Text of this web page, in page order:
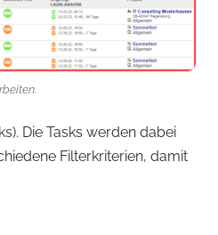
Die Tasks werden dabei
Filterkriterien, damit